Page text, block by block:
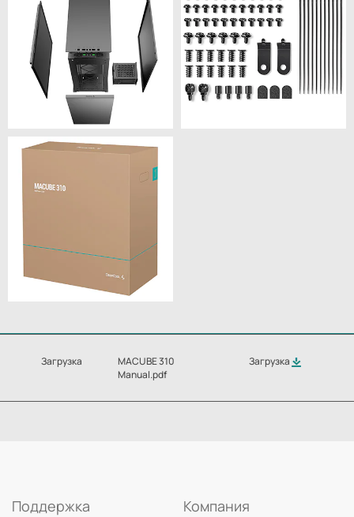
Загрузка
MACUBE 310
Manual.pdf
Загрузка
Поддержка Компания